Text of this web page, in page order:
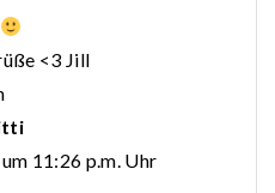
<3 Jill
11:26 p.m. Uhr